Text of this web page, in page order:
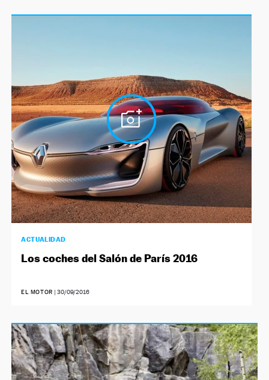
ACTUALIDAD
Los coches del Salón de París 2016
EL MOTOR | 30/09/2016